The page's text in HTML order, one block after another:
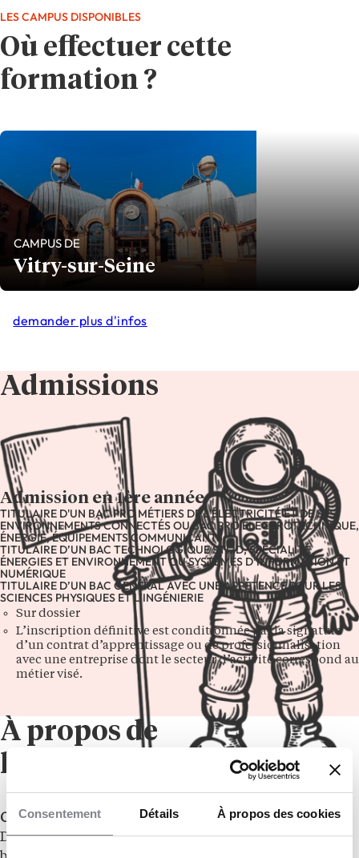
Consentement Détails À propos des cookies
Où effectuer cette
formation ?
LES CAMPUS DISPONIBLES
CAMPUS DE
Vitry-sur-Seine
demander plus d'infos
Admissions
Admission en 1ère année
TITULAIRE D'UN BAC PRO MÉTIERS DE L'ÉLECTRICITÉ ET DE SES
ENVIRONNEMENTS CONNECTÉS OU BAC PRO ÉLECTROTECHNIQUE,
ÉNERGIE, ÉQUIPEMENTS COMMUNICANTS
TITULAIRE D’UN BAC TECHNOLOGIQUE STI2D, SPÉCIALITÉ
ÉNERGIES ET ENVIRONNEMENT OU SYSTÈMES D’INFORMATION ET
NUMÉRIQUE
TITULAIRE D’UN BAC GÉNÉRAL AVEC UNE APPÉTENCE POUR LES
SCIENCES PHYSIQUES ET L’INGÉNIERIE
Sur dossier
L’inscription définitive est conditionnée par la signature
d’un contrat d’apprentissage ou de professionnalisation
avec une entreprise dont le secteur d’activité correspond au
métier visé.
À propos de
l’établissement
Construis ton avenir dans les métiers du bâtiment
Dans un monde en constante évolution, les métiers du